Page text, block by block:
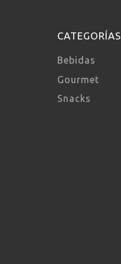
CATEGORÍAS
Bebidas
Gourmet
Snacks